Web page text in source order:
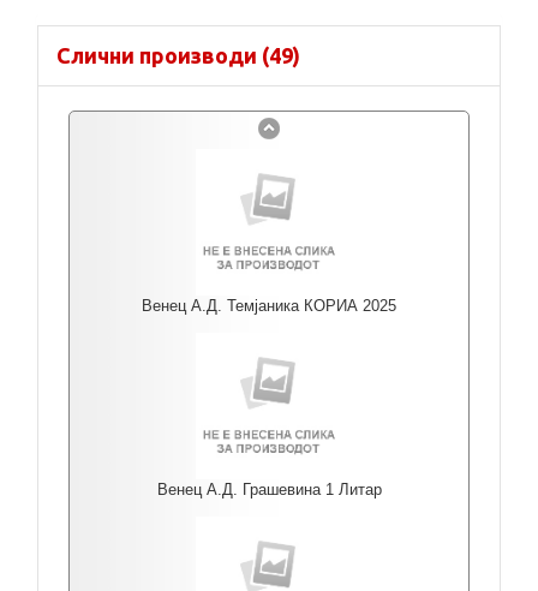
Слични производи (49)
Венец А.Д. Темјаника КОРИА 2025
Венец А.Д. Грашевина 1 Литар